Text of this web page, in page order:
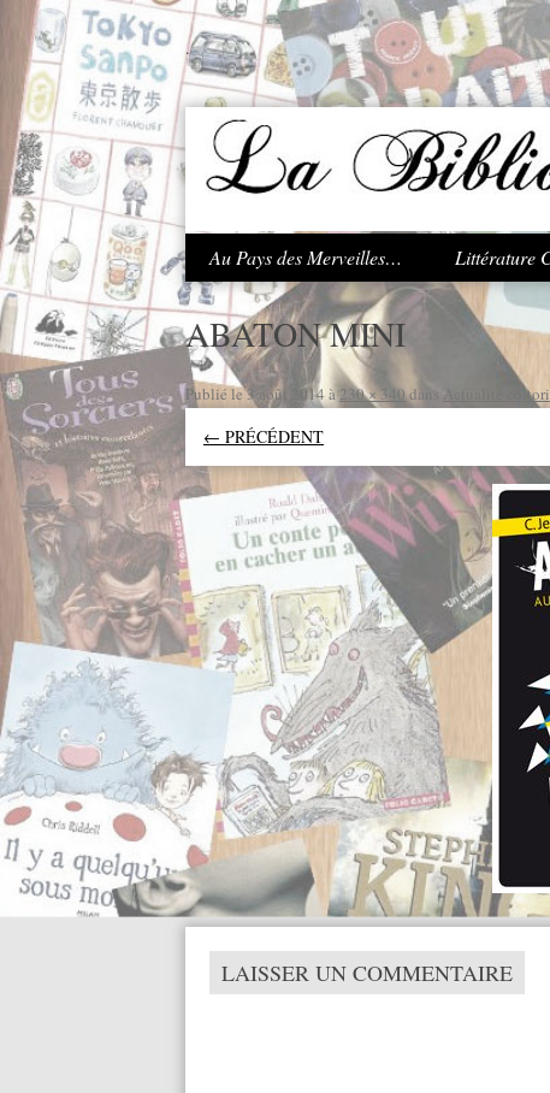
.
Au Pays des Merveilles… Littérature
ABATON MINI
Publié le3 août 2014 à 230 × 340dans Actualité
← PRÉCÉDENT
LAISSER UN COMMENTAIRE